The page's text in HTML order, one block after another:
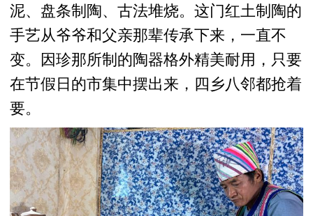
泥、盘条制陶、古法堆烧。这门红土制陶的
手艺从爷爷和父亲那辈传承下来，一直不
变。因珍那所制的陶器格外精美耐用，只要
在节假日的市集中摆出来，四乡八邻都抢着
要。